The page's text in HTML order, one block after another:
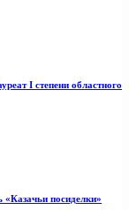
I степени областного
«Казачьи посиделки»